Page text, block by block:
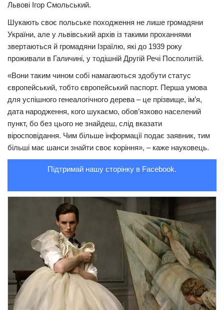
Львові Ігор Смольський.
Шукають своє польське походження не лише громадяни
України, але у львівський архів із такими проханнями
звертаються й громадяни Ізраїлю, які до 1939 року
проживали в Галичині, у тодішній Другій Речі Посполитій.
«Вони таким чином собі намагаються здобути статус
європейський, тобто європейський паспорт. Перша умова
для успішного генеалогічного дерева – це прізвище, ім’я,
дата народження, кого шукаємо, обов’язково населений
пункт, бо без цього не знайдеш, слід вказати
віросповідання. Чим більше інформації подає заявник, тим
більші має шанси знайти своє коріння», – каже науковець.
Підтримай нашу сторінку в Facebook.